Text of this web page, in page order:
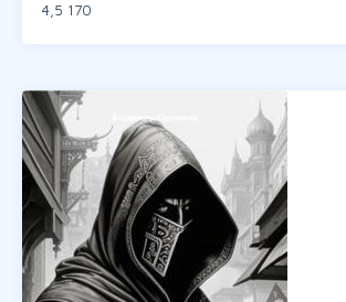
4,5 170